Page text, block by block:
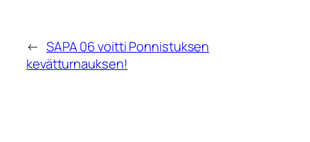
← SAPA 06 voitti Ponnistuksen
kevätturnauksen!